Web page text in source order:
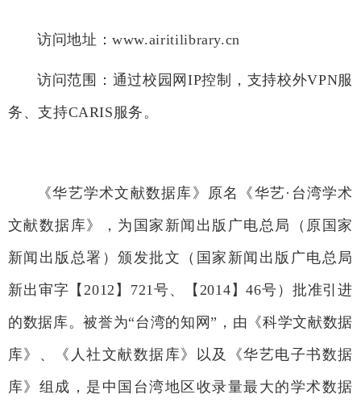
访问地址：www.airitilibrary.cn
访问范围：通过校园网IP控制，支持校外VPN服
务、支持CARIS 服务。
《华艺学术文献数据库》原名《华艺·台湾学术
文献数据库》，为国家新闻出版广电总局（原国家
新闻出版总署）颁发批文（国家新闻出版广电总局
新出审字【2012】721号、【2014】46号）批准引进
的数据库。被誉为“台湾的知网”，由《科学文献数据
库》、《人社文献数据库》以及《华艺电子书数据
库》组成，是中国台湾地区收录量最大的学术数据